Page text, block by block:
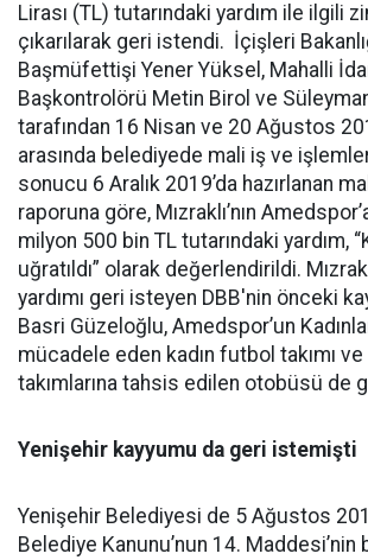
Lirası (TL) tutarındaki yardım ile ilgili
çıkarılarak geri istendi. İçişleri
Başmüfettişi Yener Yüksel, Mahalli
Başkontrolörü Metin Birol ve
tarafından 16 Nisan ve 20 Ağustos
arasında belediyede mali iş ve
sonucu 6 Aralık 2019’da hazırlanan
raporuna göre, Mızraklı’nın
milyon 500 bin TL tutarındaki yardım,
uğratıldı” olarak değerlendirildi.
yardımı geri isteyen DBB'nin önceki
Basri Güzeloğlu, Amedspor’un
mücadele eden kadın futbol takımı ve
takımlarına tahsis edilen otobüsü de
Yenişehir kayyumu da geri istemişti
Yenişehir Belediyesi de 5 Ağustos
Belediye Kanunu’nun 14. Maddesi’nin